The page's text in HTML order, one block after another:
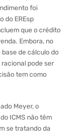
foi
do EREsp
que o crédito
Embora, no
de cálculo do
pode ser
tem como
Meyer, o
ICMS não têm
se tratando da